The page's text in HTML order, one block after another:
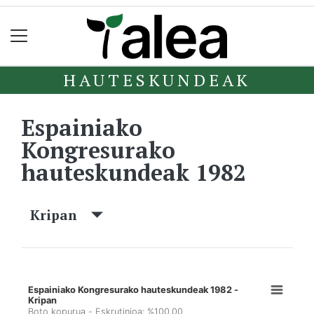
HAUTESKUNDEAK
Espainiako
Kongresurako
hauteskundeak 1982
Kripan
Espainiako Kongresurako hauteskundeak 1982 -
Kripan
Boto kopurua - Eskrutinioa: %100,00